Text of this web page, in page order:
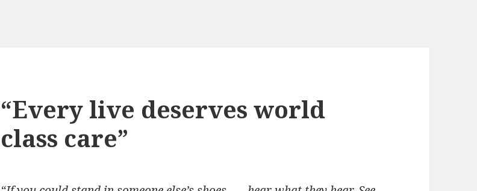
“Every live deserves world
class care”